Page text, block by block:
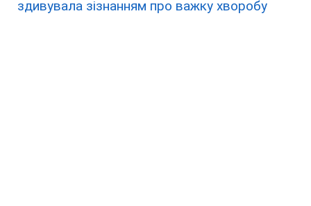
здивувала зізнанням про важку хворобу